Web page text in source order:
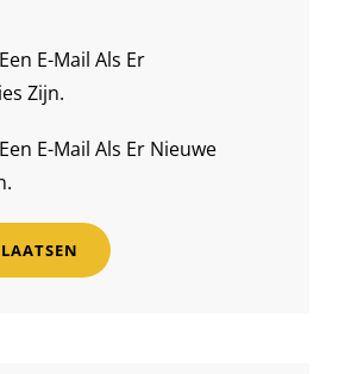
E-Mail Als Er
Zijn.
E-Mail Als Er Nieuwe